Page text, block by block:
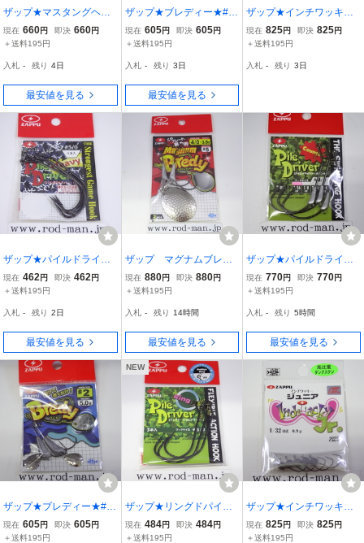
ザップ★マスタングヘッ
ド★ヘッドサイズ#1/32oz
(0.9g)★フックサイズ#1
現在 660円 即決 660円
＋送料195円
入札 - 残り 4日
最安値を見る
ザップ★ブレディー★#2
★1.8g★ウィロー
現在 605円 即決 605円
＋送料195円
入札 - 残り 3日
最安値を見る
ザップ★インチワッキー
★#3/64oz（1.3g）★エコ
認定商品
現在 825円 即決 825円
＋送料195円
入札 - 残り 3日
ザップ★パイルドライバ
ーヘビー★#5/0
現在 462円 即決 462円
＋送料195円
入札 - 残り 2日
最安値を見る
ザップ マグナムブレデ
ィ #4/0 3.5g ブレー
ドサイズ#5
現在 880円 即決 880円
＋送料195円
入札 - 残り 14時間
最安値を見る
ザップ★パイルドライバ
ーカウンター★#6/0★1/1
6oz(1.8g)
現在 770円 即決 770円
＋送料195円
入札 - 残り 5時間
最安値を見る
ザップ★ブレディー★#2
★5g★コロラド
現在 605円 即決 605円
＋送料195円
NEW
ザップ★リングドパイル
ドライバー★#5/0
現在 484円 即決 484円
＋送料195円
ザップ★インチワッキー
ジュニア★#1/32oz(0.9g)
★黒ばり★エコ認定商品
現在 825円 即決 825円
＋送料195円